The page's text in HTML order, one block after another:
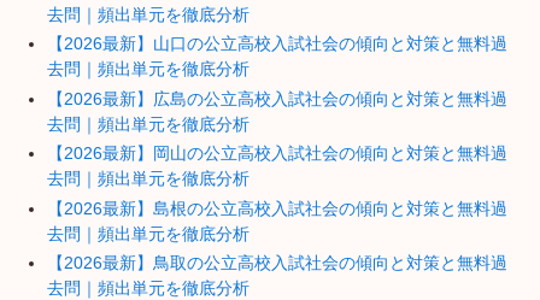
去問｜頻出単元を徹底分析
【2026最新】山口の公立高校入試社会の傾向と対策と無料過
去問｜頻出単元を徹底分析
【2026最新】広島の公立高校入試社会の傾向と対策と無料過
去問｜頻出単元を徹底分析
【2026最新】岡山の公立高校入試社会の傾向と対策と無料過
去問｜頻出単元を徹底分析
【2026最新】島根の公立高校入試社会の傾向と対策と無料過
去問｜頻出単元を徹底分析
【2026最新】鳥取の公立高校入試社会の傾向と対策と無料過
去問｜頻出単元を徹底分析